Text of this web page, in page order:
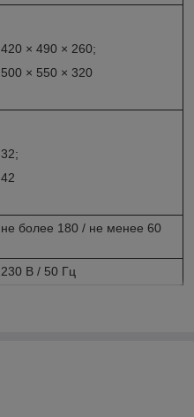
420 × 490 × 260;
500 × 550 × 320
32;
42
не более 180 / не менее 60
230 В / 50 Гц